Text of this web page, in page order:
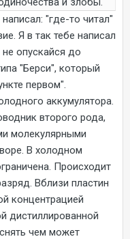
"где-то читал"
Я в так тебе написал
опускайся до
"Берси", который
первом".
аккумулятора.
второго рода,
молекулярными
В холодном
Происходит
Вблизи пластин
концентрацией
дистиллированной
чем может